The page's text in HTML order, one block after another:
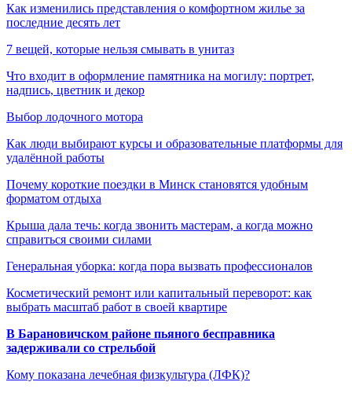
Как изменились представления о комфортном жилье за
последние десять лет
7 вещей, которые нельзя смывать в унитаз
Что входит в оформление памятника на могилу: портрет,
надпись, цветник и декор
Выбор лодочного мотора
Как люди выбирают курсы и образовательные платформы для
удалённой работы
Почему короткие поездки в Минск становятся удобным
форматом отдыха
Крыша дала течь: когда звонить мастерам, а когда можно
справиться своими силами
Генеральная уборка: когда пора вызвать профессионалов
Косметический ремонт или капитальный переворот: как
выбрать масштаб работ в своей квартире
В Барановичском районе пьяного бесправника
задерживали со стрельбой
Кому показана лечебная физкультура (ЛФК)?